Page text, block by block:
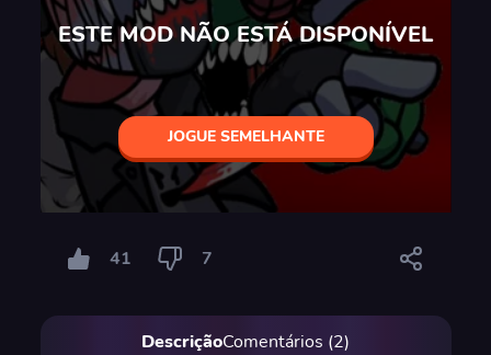
ESTE MOD NÃO ESTÁ DISPONÍVEL
JOGUE SEMELHANTE
41 7
DescriçãoComentários (2)